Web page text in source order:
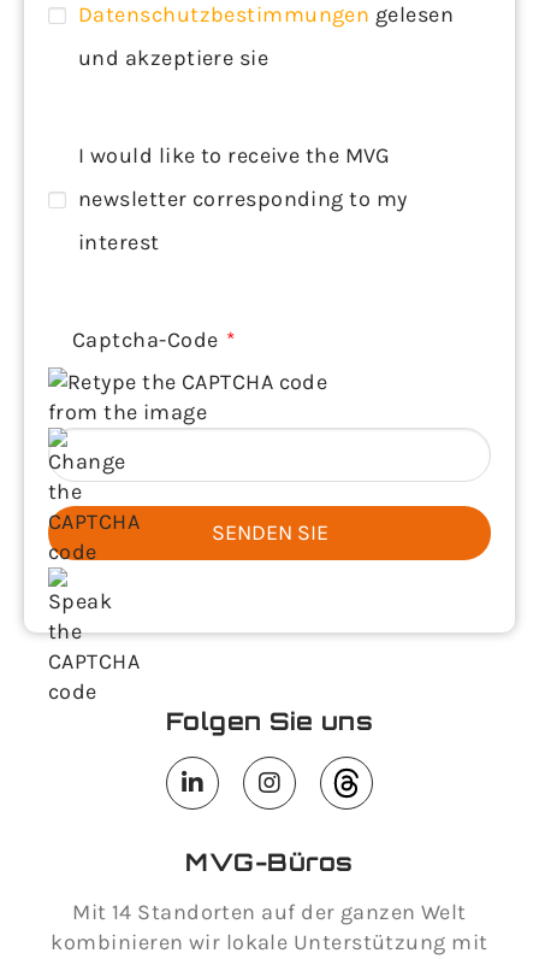
Datenschutzbestimmungen gelesen
und akzeptiere sie
I would like to receive the MVG
newsletter corresponding to my
interest
Captcha-Code
SENDEN SIE
Folgen Sie uns
MVG-Büros
Mit 14 Standorten auf der ganzen Welt
kombinieren wir lokale Unterstützung mit